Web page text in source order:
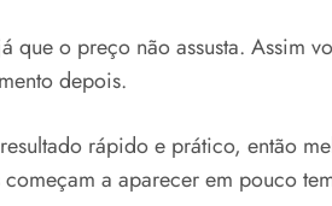
que o preço não assusta. Assim
depois.
rápido e prático, então
a aparecer em pouco